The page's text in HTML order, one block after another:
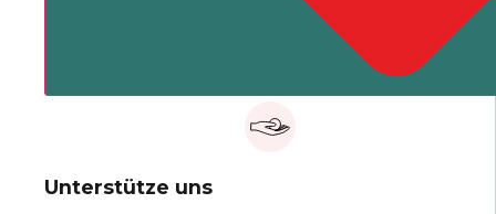
Unterstütze uns